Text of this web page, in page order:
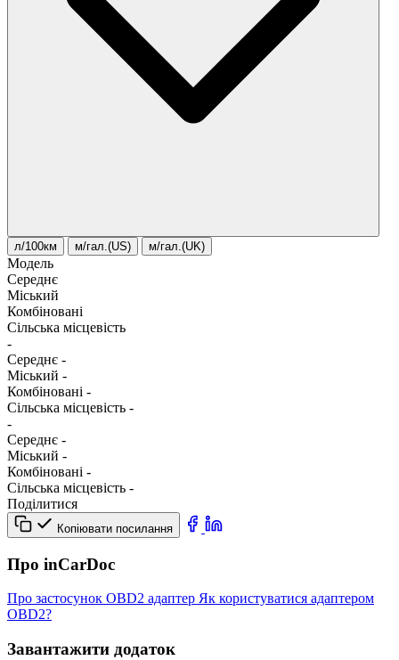
л/100км м/гал.(US) м/гал.(UK)
Модель
Середнє
Міський
Комбіновані
Сільська місцевість
-
Середнє -
Міський -
Комбіновані -
Сільська місцевість -
-
Середнє -
Міський -
Комбіновані -
Сільська місцевість -
Поділитися
Копіювати посилання
Про inCarDoc
Про застосунок OBD2 адаптер Як користуватися адаптером
OBD2?
Завантажити додаток